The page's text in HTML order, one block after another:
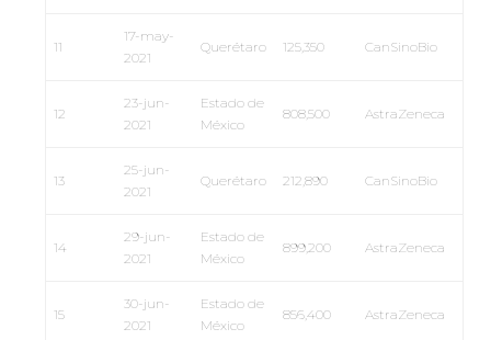
11
17-may-
2021
Querétaro 125,350 CanSinoBio
12
23-jun-
2021
Estado de
México
808,500 AstraZeneca
13
25-jun-
2021
Querétaro 212,890 CanSinoBio
14
29-jun-
2021
Estado de
México
899,200 AstraZeneca
15
30-jun-
2021
Estado de
México
856,400 AstraZeneca